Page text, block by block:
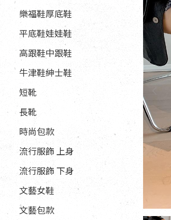
樂福鞋厚底鞋
平底鞋娃娃鞋
高跟鞋中跟鞋
牛津鞋紳士鞋
短靴
長靴
時尚包款
流行服飾 上身
流行服飾 下身
文藝女鞋
文藝包款